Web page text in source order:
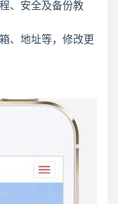
、安全及备份教
、地址等，修改更